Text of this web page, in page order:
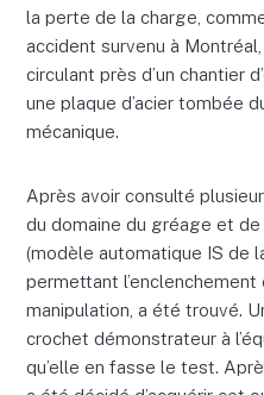
la perte de la charge,
accident survenu à
circulant près d’un chantier
une plaque d’acier tombée
mécanique.
Après avoir consulté
du domaine du gréage et de
(modèle automatique IS de
permettant
manipulation, a été trouvé.
crochet démonstrateur à
qu’elle en fasse le test.